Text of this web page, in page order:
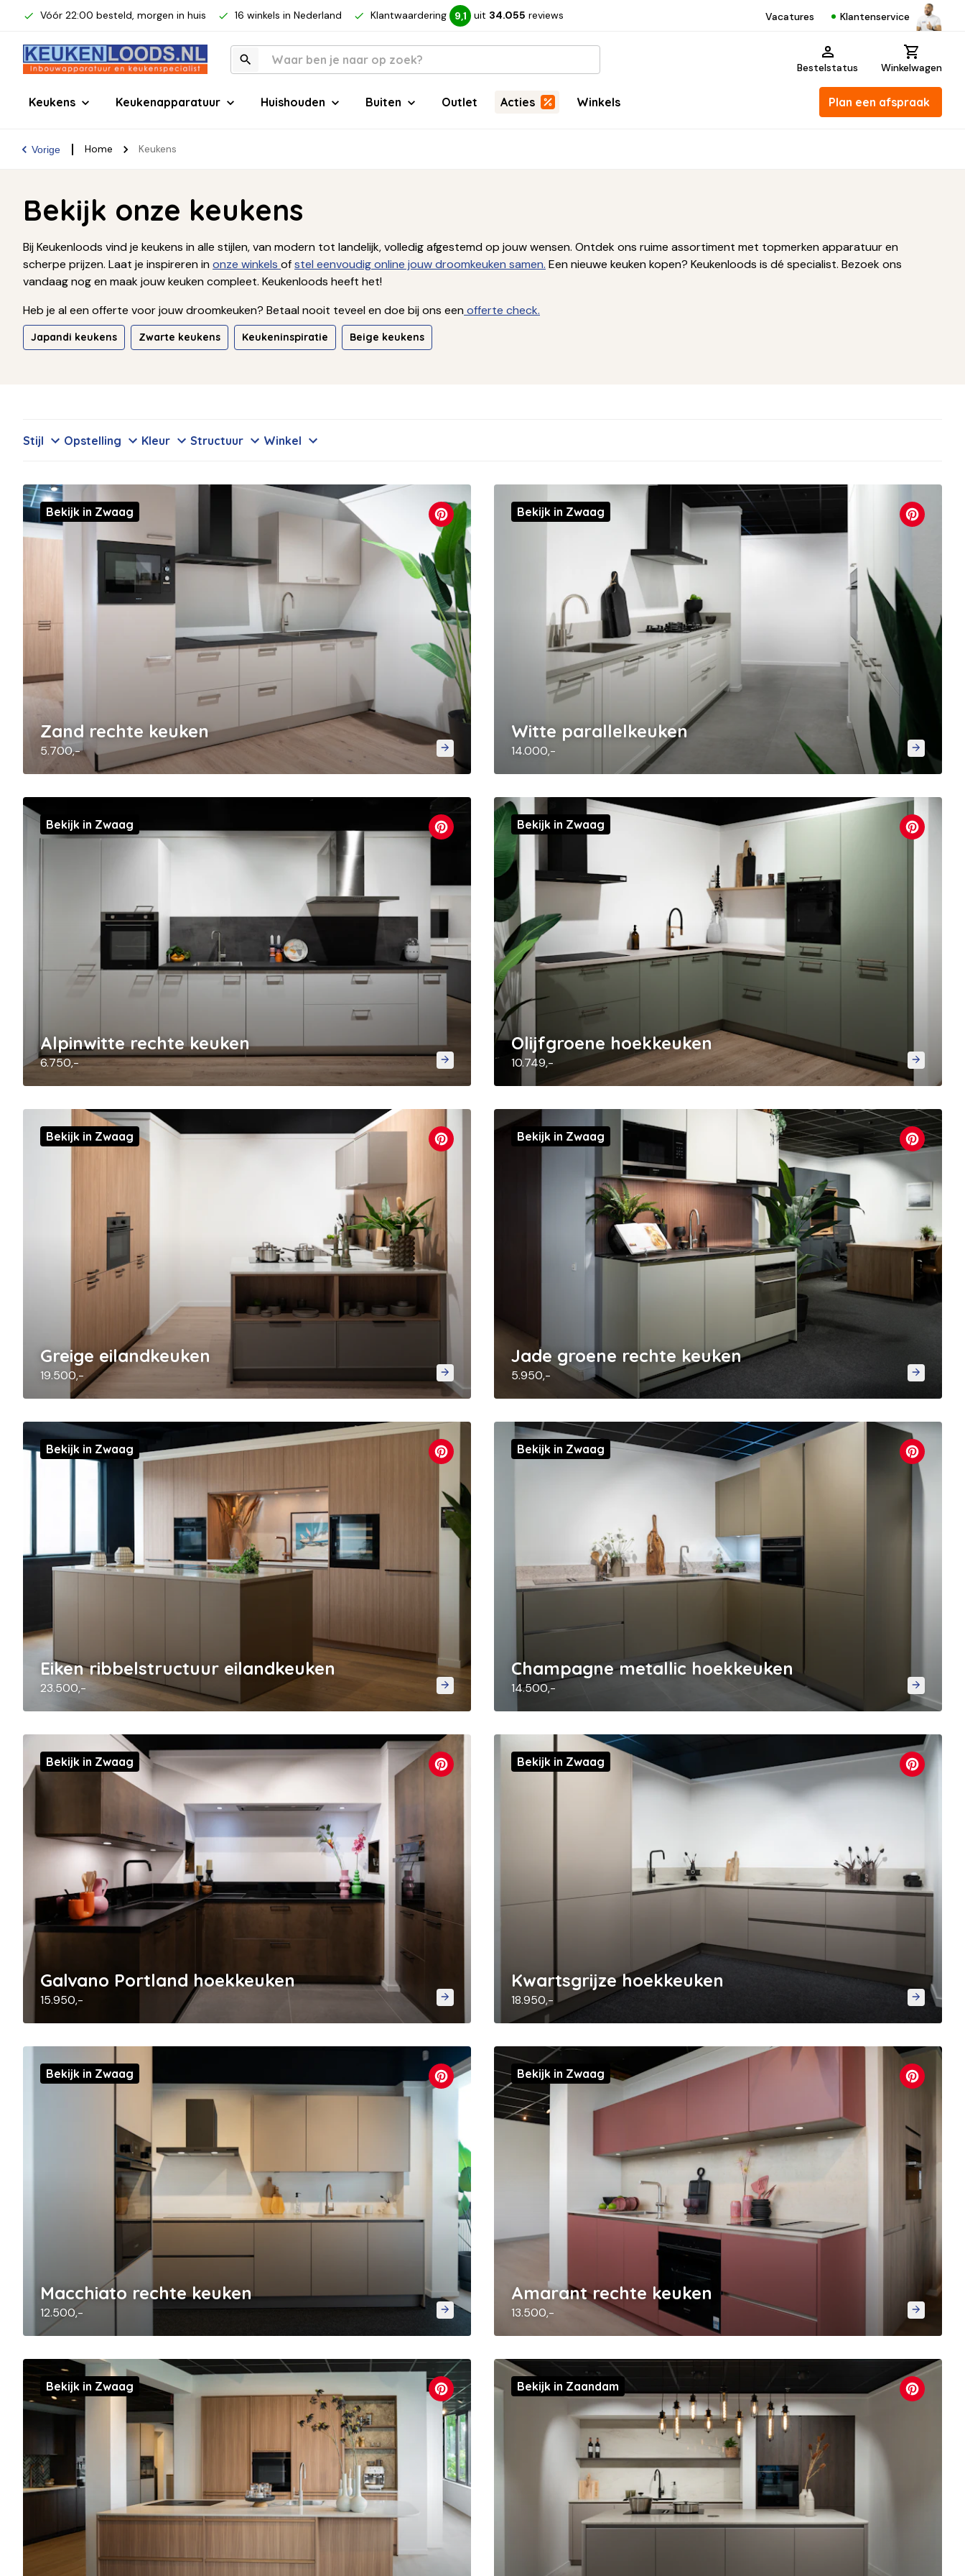
Vóór 22:00 besteld, morgen in huis 16 winkels in Nederland Klantwaardering 9,1 uit 34.055 reviews Vacatures Klantenservice
Bestelstatus Winkelwagen
Keukens Keukenapparatuur Huishouden Buiten Outlet Acties Winkels Plan een afspraak
Vorige Home Keukens
Bekijk onze keukens
Bij Keukenloods vind je keukens in alle stijlen, van modern tot landelijk, volledig afgestemd op jouw wensen. Ontdek ons ruime assortiment met topmerken apparatuur en
scherpe prijzen. Laat je inspireren inonze winkels ofstel eenvoudig online jouw droomkeuken samen. Een nieuwe keuken kopen? Keukenloods is dé specialist. Bezoek ons
vandaag nog en maak jouw keuken compleet. Keukenloods heeft het!
Heb je al een offerte voor jouw droomkeuken? Betaal nooit teveel en doe bij ons eenofferte check.
Japandi keukens Zwarte keukens Keukeninspiratie Beige keukens
Stijl Opstelling Kleur Structuur Winkel
Zand rechte keuken
5.700,-
Bekijk in Zwaag
Witte parallelkeuken
14.000,-
Bekijk in Zwaag
Alpinwitte rechte keuken
6.750,-
Bekijk in Zwaag
Olijfgroene hoekkeuken
10.749,-
Bekijk in Zwaag
Greige eilandkeuken
19.500,-
Bekijk in Zwaag
Jade groene rechte keuken
5.950,-
Bekijk in Zwaag
Eiken ribbelstructuur eilandkeuken
23.500,-
Bekijk in Zwaag
Champagne metallic hoekkeuken
14.500,-
Bekijk in Zwaag
Galvano Portland hoekkeuken
15.950,-
Bekijk in Zwaag
Kwartsgrijze hoekkeuken
18.950,-
Bekijk in Zwaag
Macchiato rechte keuken
12.500,-
Bekijk in Zwaag
Amarant rechte keuken
13.500,-
Bekijk in Zwaag
Bekijk in Zwaag Bekijk in Zaandam